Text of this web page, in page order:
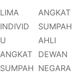
LIMA
INDIVID
U
ANGKAT
SUMPAH
ANGKAT
SUMPAH
AHLI
DEWAN
NEGARA